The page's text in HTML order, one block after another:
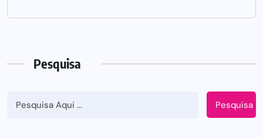
Pesquisa
Pesquisa